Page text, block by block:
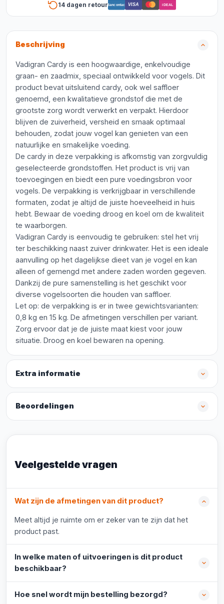
14 dagen retourBancontact VISA iDEAL
Beschrijving
Vadigran Cardy is een hoogwaardige, enkelvoudige
graan- en zaadmix, speciaal ontwikkeld voor vogels. Dit
product bevat uitsluitend cardy, ook wel saffloer
genoemd, een kwalitatieve grondstof die met de
grootste zorg wordt verwerkt en verpakt. Hierdoor
blijven de zuiverheid, versheid en smaak optimaal
behouden, zodat jouw vogel kan genieten van een
natuurlijke en smakelijke voeding.
De cardy in deze verpakking is afkomstig van zorgvuldig
geselecteerde grondstoffen. Het product is vrij van
toevoegingen en biedt een pure voedingsbron voor
vogels. De verpakking is verkrijgbaar in verschillende
formaten, zodat je altijd de juiste hoeveelheid in huis
hebt. Bewaar de voeding droog en koel om de kwaliteit
te waarborgen.
Vadigran Cardy is eenvoudig te gebruiken: stel het vrij
ter beschikking naast zuiver drinkwater. Het is een ideale
aanvulling op het dagelijkse dieet van je vogel en kan
alleen of gemengd met andere zaden worden gegeven.
Dankzij de pure samenstelling is het geschikt voor
diverse vogelsoorten die houden van saffloer.
Let op: de verpakking is er in twee gewichtsvarianten:
0,8 kg en 15 kg. De afmetingen verschillen per variant.
Zorg ervoor dat je de juiste maat kiest voor jouw
situatie. Droog en koel bewaren na opening.
Extra informatie
Beoordelingen
Veelgestelde vragen
Wat zijn de afmetingen van dit product?
Meet altijd je ruimte om er zeker van te zijn dat het
product past.
In welke maten of uitvoeringen is dit product
beschikbaar?
Hoe snel wordt mijn bestelling bezorgd?